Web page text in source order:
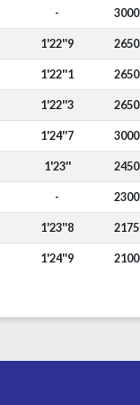
- 3000
1'22''9 2650
1'22''1 2650
1'22''3 2650
1'24''7 3000
1'23'' 2450
- 2300
1'23''8 2175
1'24''9 2100